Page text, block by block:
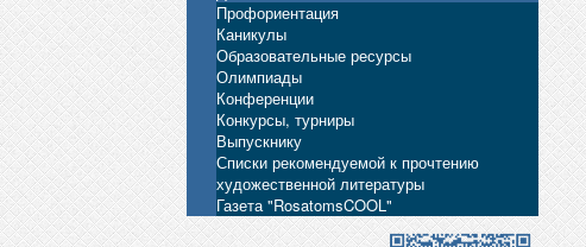
Профориентация
Каникулы
Образовательные ресурсы
Олимпиады
Конференции
Конкурсы, турниры
Выпускнику
Списки рекомендуемой к прочтению
художественной литературы
Газета "RosatomsCOOL"